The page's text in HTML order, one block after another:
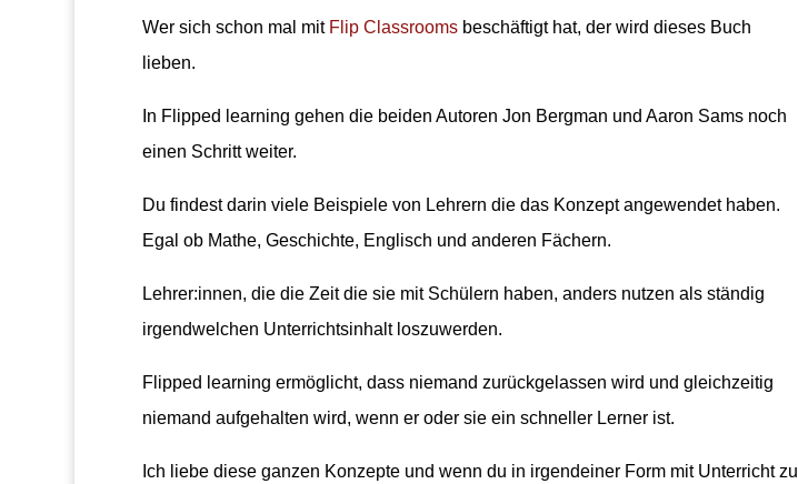
Wer sich schon mal mit Flip Classroomsbeschäftigt hat, der wird dieses Buch
lieben.
In Flipped learning gehen die beiden Autoren Jon Bergman und Aaron Sams noch
einen Schritt weiter.
Du findest darin viele Beispiele von Lehrern die das Konzept angewendet haben.
Egal ob Mathe, Geschichte, Englisch und anderen Fächern.
Lehrer:innen, die die Zeit die sie mit Schülern haben, anders nutzen als ständig
irgendwelchen Unterrichtsinhalt loszuwerden.
Flipped learning ermöglicht, dass niemand zurückgelassen wird und gleichzeitig
niemand aufgehalten wird, wenn er oder sie ein schneller Lerner ist.
Ich liebe diese ganzen Konzepte und wenn du in irgendeiner Form mit Unterricht zu